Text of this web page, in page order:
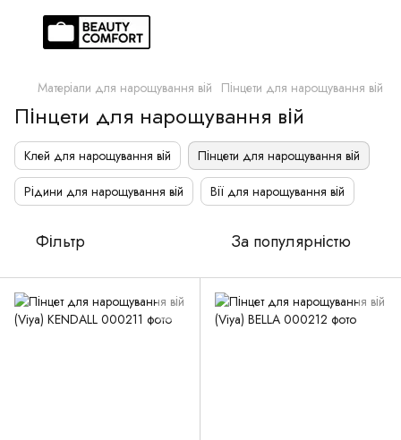
Матеріали для нарощування вій Пінцети для нарощування вій
Пінцети для нарощування вій
Клей для нарощування вій
Пінцети для нарощування вій
Рідини для нарощування вій
Вії для нарощування вій
Фільтр За популярністю